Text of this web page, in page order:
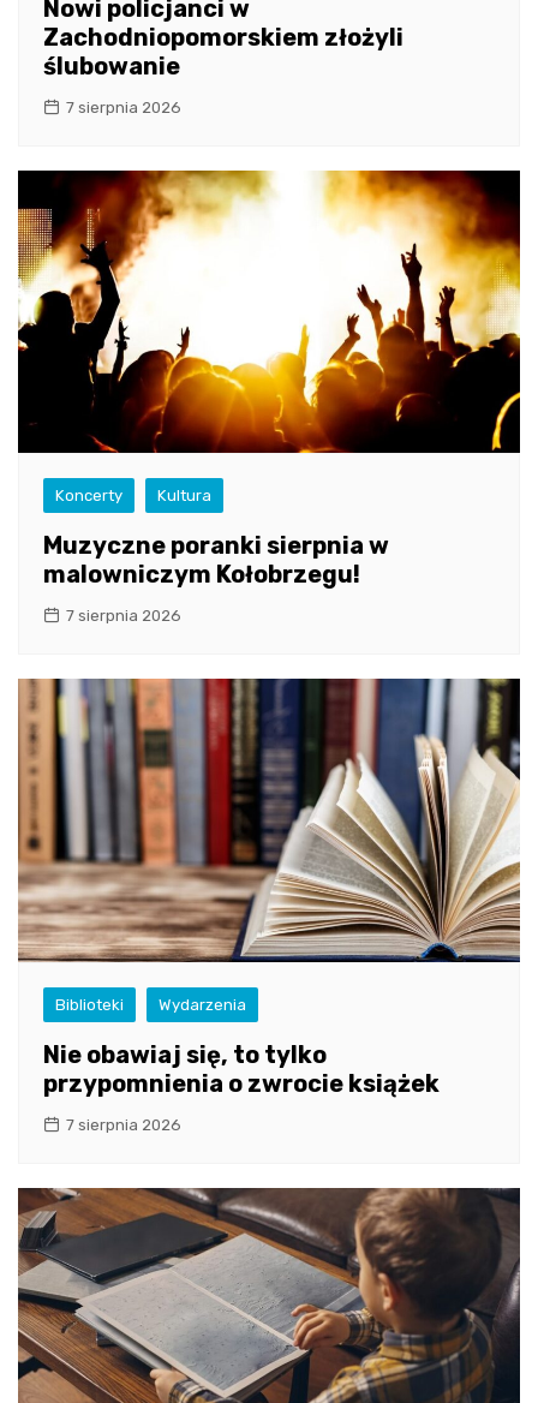
Nowi policjanci w
Zachodniopomorskiem złożyli
ślubowanie
7 sierpnia 2026
Koncerty Kultura
Muzyczne poranki sierpnia w
malowniczym Kołobrzegu!
7 sierpnia 2026
Biblioteki Wydarzenia
Nie obawiaj się, to tylko
przypomnienia o zwrocie książek
7 sierpnia 2026